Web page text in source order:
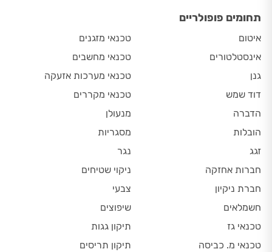
תחומים פופולריים
איטום
אינסטלטורים
גנן
דוד שמש
הדברה
הובלות
זגג
חברות אחזקה
חברת ניקיון
חשמלאים
טכנאי גז
טכנאי מ. כביסה
טכנאי מזגנים
טכנאי מחשבים
טכנאי מערכות אזעקה
טכנאי מקררים
מנעולן
מסגריות
נגר
ניקוי שטיחים
צבעי
שיפוצים
תיקון גגות
תיקון תריסים